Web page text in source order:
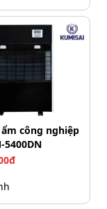
được chế tạo
hoạt động tốt
65°C.
công nghiệp
5400DN